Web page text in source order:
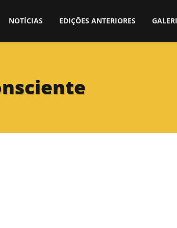
NOTÍCIAS EDIÇÕES ANTERIORES